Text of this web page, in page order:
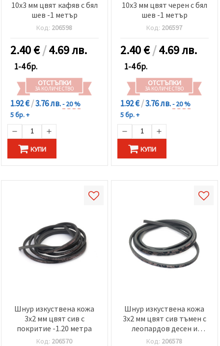
10x3 мм цвят кафяв с бял
шев -1 метър
Код: 206598
2.40€/4.69 лв.
1-4 бр.
ОТСТЪПКИ
ЗА КОЛИЧЕСТВО
1.92 €/3.76 лв.- 20 %
5 бр. +
КУПИ
10x3 мм цвят черен с бял
шев -1 метър
Код: 206597
2.40€/4.69 лв.
1-4 бр.
ОТСТЪПКИ
ЗА КОЛИЧЕСТВО
1.92 €/3.76 лв.- 20 %
5 бр. +
КУПИ
Шнур изкуствена кожа
3x2 мм цвят сив с
покритие -1.20 метра
Код: 206570
Шнур изкуствена кожа
3x2 мм цвят сив тъмен с
леопардов десен и
покритие -1.20 метра
Код: 206578